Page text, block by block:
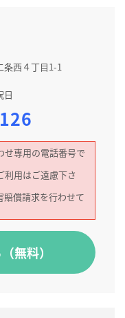
条西４丁目1-1
日
せ専用の電話番号で
利用はご遠慮下さ
償請求を行わせて
無料）